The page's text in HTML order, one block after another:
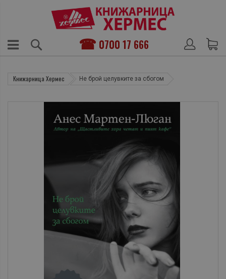
0700 17 666
Книжарница Хермес Не брой целувките за сбогом